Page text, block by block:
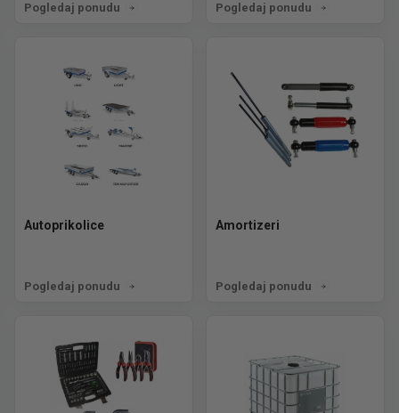
Pogledaj ponudu Pogledaj ponudu
Autoprikolice
Pogledaj ponudu
Amortizeri
Pogledaj ponudu